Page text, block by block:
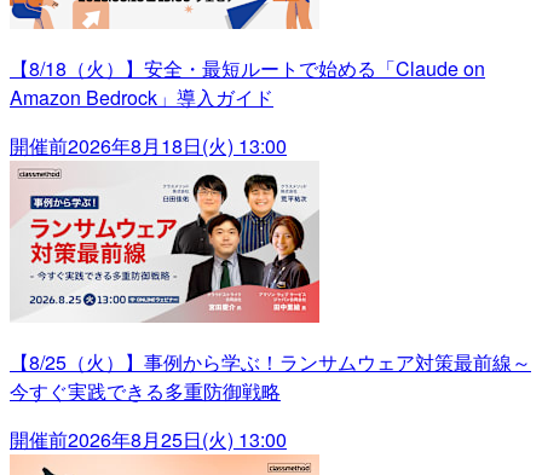
【8/18（火）】安全・最短ルートで始める「Claude on
Amazon Bedrock」導入ガイド
開催前2026年8月18日(火) 13:00
【8/25（火）】事例から学ぶ！ランサムウェア対策最前線～
今すぐ実践できる多重防御戦略
開催前2026年8月25日(火) 13:00